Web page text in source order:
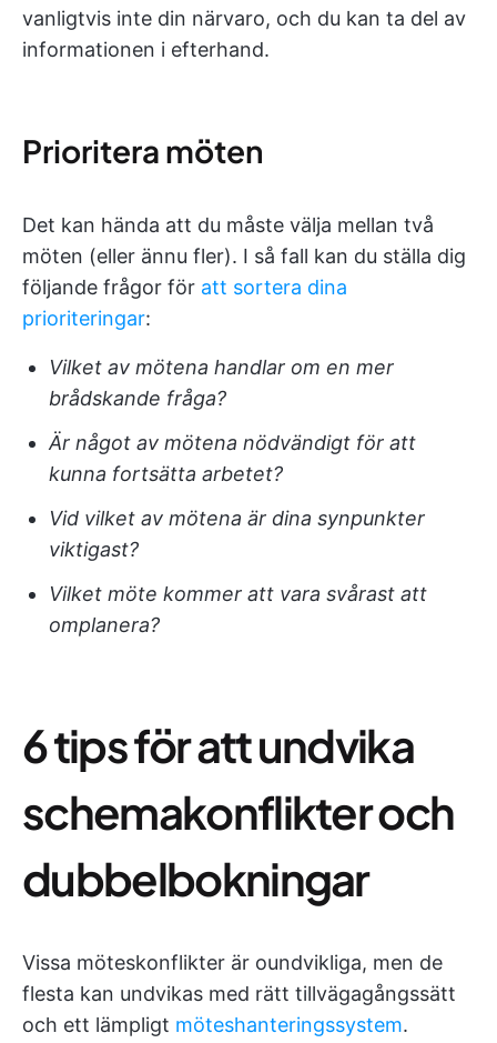
vanligtvis inte din närvaro, och du kan ta del av
informationen i efterhand.
Prioritera möten
Det kan hända att du måste välja mellan två
möten (eller ännu fler). I så fall kan du ställa dig
följande frågor för att sortera dina
prioriteringar:
Vilket av mötena handlar om en mer
brådskande fråga?
Är något av mötena nödvändigt för att
kunna fortsätta arbetet?
Vid vilket av mötena är dina synpunkter
viktigast?
Vilket möte kommer att vara svårast att
omplanera?
6 tips för att undvika
schemakonflikter och
dubbelbokningar
Vissa möteskonflikter är oundvikliga, men de
flesta kan undvikas med rätt tillvägagångssätt
och ett lämpligt möteshanteringssystem.